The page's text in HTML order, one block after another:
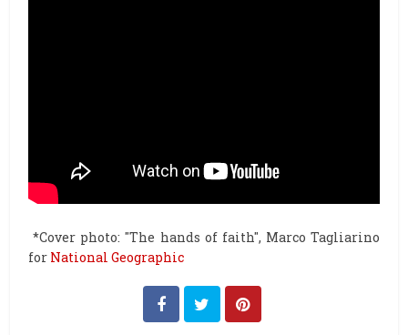
*Cover photo: "The hands of faith", Marco Tagliarino
for National Geographic